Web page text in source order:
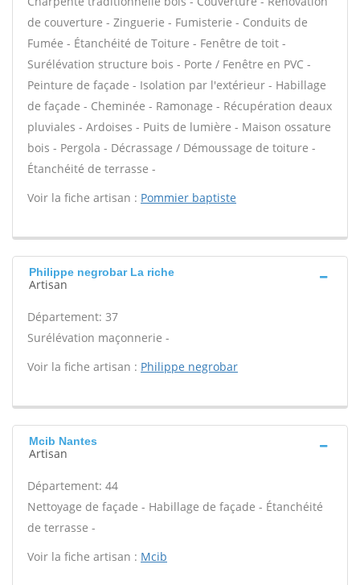
de couverture - Zinguerie - Fumisterie - Conduits de
Fumée - Étanchéité de Toiture - Fenêtre de toit -
Surélévation structure bois - Porte / Fenêtre en PVC -
Peinture de façade - Isolation par l'extérieur - Habillage
de façade - Cheminée - Ramonage - Récupération deaux
pluviales - Ardoises - Puits de lumière - Maison ossature
bois - Pergola - Décrassage / Démoussage de toiture -
Étanchéité de terrasse -
Voir la fiche artisan : Pommier baptiste
Philippe negrobar La riche
Artisan
Département: 37
Surélévation maçonnerie -
Voir la fiche artisan : Philippe negrobar
Mcib Nantes
Artisan
Département: 44
Nettoyage de façade - Habillage de façade - Étanchéité
de terrasse -
Voir la fiche artisan : Mcib